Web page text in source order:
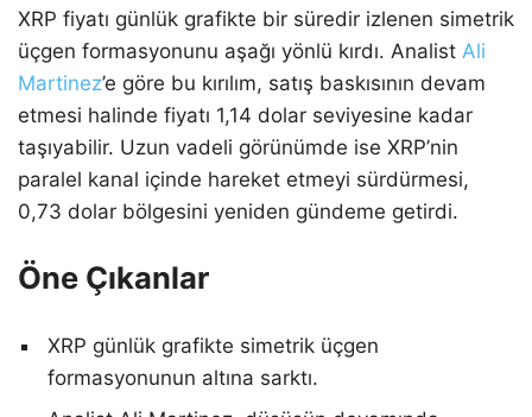
XRP fiyatı günlük grafikte bir süredir izlenen simetrik
üçgen formasyonunu aşağı yönlü kırdı. Analist Ali
Martinez’e göre bu kırılım, satış baskısının devam
etmesi halinde fiyatı 1,14 dolar seviyesine kadar
taşıyabilir. Uzun vadeli görünümde ise XRP’nin
paralel kanal içinde hareket etmeyi sürdürmesi,
0,73 dolar bölgesini yeniden gündeme getirdi.
Öne Çıkanlar
XRP günlük grafikte simetrik üçgen
formasyonunun altına sarktı.